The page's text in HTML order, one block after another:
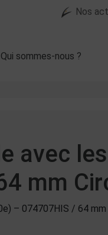
Nos
Qui sommes-nous ?
avec
mm
– 074707HIS / 64 mm